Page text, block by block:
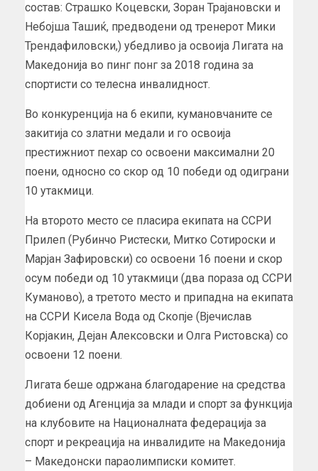
состав: Страшко Коцевски, Зоран Трајановски и
Небојша Ташиќ, предводени од тренерот Мики
Трендафиловски,) убедливо ја освоија Лигата на
Македонија во пинг понг за 2018 година за
спортисти со телесна инвалидност.
Во конкуренција на 6 екипи, кумановчаните се
закитија со златни медали и го освоија
престижниот пехар со освоени максимални 20
поени, односно со скор од 10 победи од одиграни
10 утакмици.
На второто место се пласира екипата на ССРИ
Прилеп (Рубинчо Ристески, Митко Сотироски и
Марјан Зафировски) со освоени 16 поени и скор
осум победи од 10 утакмици (два пораза од ССРИ
Куманово), а третото место и припадна на екипата
на ССРИ Кисела Вода од Скопје (Вјечислав
Корјакин, Дејан Алексовски и Олга Ристовска) со
освоени 12 поени.
Лигата беше одржана благодарение на средства
добиени од Агенција за млади и спорт за функција
на клубовите на Националната федерација за
спорт и рекреација на инвалидите на Македонија
– Македонски параолимписки комитет.